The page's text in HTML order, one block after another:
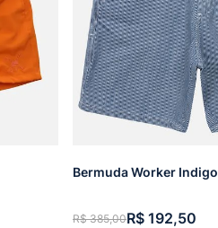
Bermuda Worker Indigo
R$ 385,00R$ 192,50